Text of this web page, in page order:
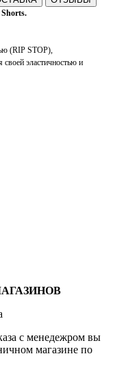
(RIP STOP),
эластичностью и
с менедежром вы
магазине по